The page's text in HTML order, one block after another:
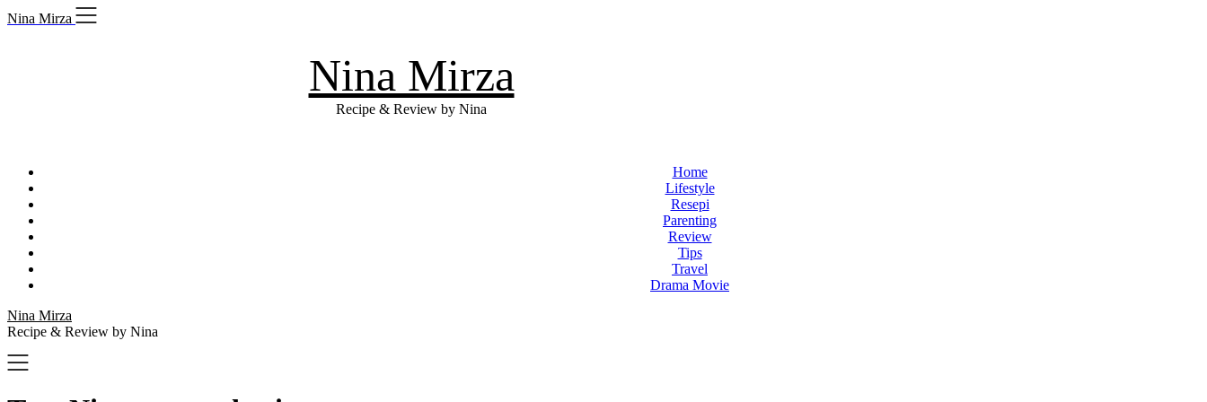
Skip
to
Nina Mirza
Nina Mirza
Recipe & Review by Nina
Home
Lifestyle
Resepi
Parenting
Review
Tips
Travel
Drama Movie
Nina Mirza
Recipe & Review by Nina